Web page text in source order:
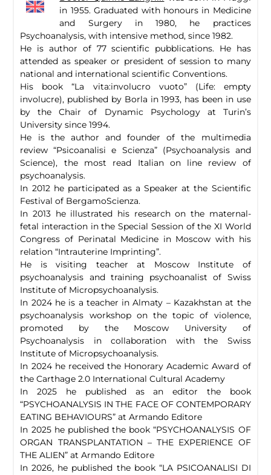
in 1955. Graduated with honours in Medicine
and Surgery in 1980, he practices
Psychoanalysis, with intensive method, since 1982.
He is author of 77 scientific pubblications. He has
attended as speaker or president of session to many
national and international scientific Conventions.
His book “La vita:involucro vuoto” (Life: empty
involucre), published by Borla in 1993, has been in use
by the Chair of Dynamic Psychology at Turin’s
University since 1994.
He is the author and founder of the multimedia
review “Psicoanalisi e Scienza” (Psychoanalysis and
Science), the most read Italian on line review of
psychoanalysis.
In 2012 he participated as a Speaker at the Scientific
Festival of BergamoScienza.
In 2013 he illustrated his research on the maternal-
fetal interaction in the Special Session of the XI World
Congress of Perinatal Medicine in Moscow with his
relation “Intrauterine Imprinting”.
He is visiting teacher at Moscow Institute of
psychoanalysis and training psychoanalist of Swiss
Institute of Micropsychoanalysis.
In 2024 he is a teacher in Almaty – Kazakhstan at the
psychoanalysis workshop on the topic of violence,
promoted by the Moscow University of
Psychoanalysis in collaboration with the Swiss
Institute of Micropsychoanalysis.
In 2024 he received the Honorary Academic Award of
the Carthage 2.0 International Cultural Academy
In 2025 he published as an editor the book
“PSYCHOANALYSIS IN THE FACE OF CONTEMPORARY
EATING BEHAVIOURS” at Armando Editore
In 2025 he published the book “PSYCHOANALYSIS OF
ORGAN TRANSPLANTATION – THE EXPERIENCE OF
THE ALIEN” at Armando Editore
In 2026, he published the book “LA PSICOANALISI DI